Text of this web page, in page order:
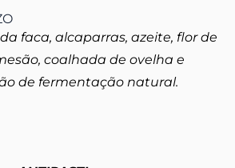
faca, alcaparras, azeite, flor de
coalhada de ovelha e
de fermentação natural.